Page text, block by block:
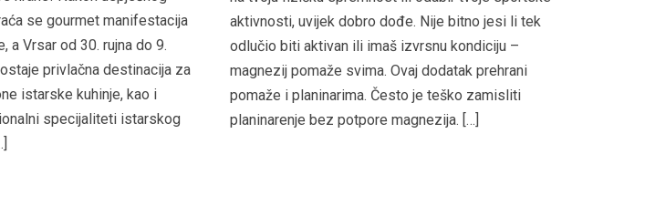
se gourmet manifestacija
a Vrsar od 30. rujna do 9.
privlačna destinacija za
istarske kuhinje, kao i
specijaliteti istarskog
aktivnosti, uvijek dobro dođe. Nije bitno jesi li tek
odlučio biti aktivan ili imaš izvrsnu kondiciju –
magnezij pomaže svima. Ovaj dodatak prehrani
pomaže i planinarima. Često je teško zamisliti
planinarenje bez potpore magnezija. […]